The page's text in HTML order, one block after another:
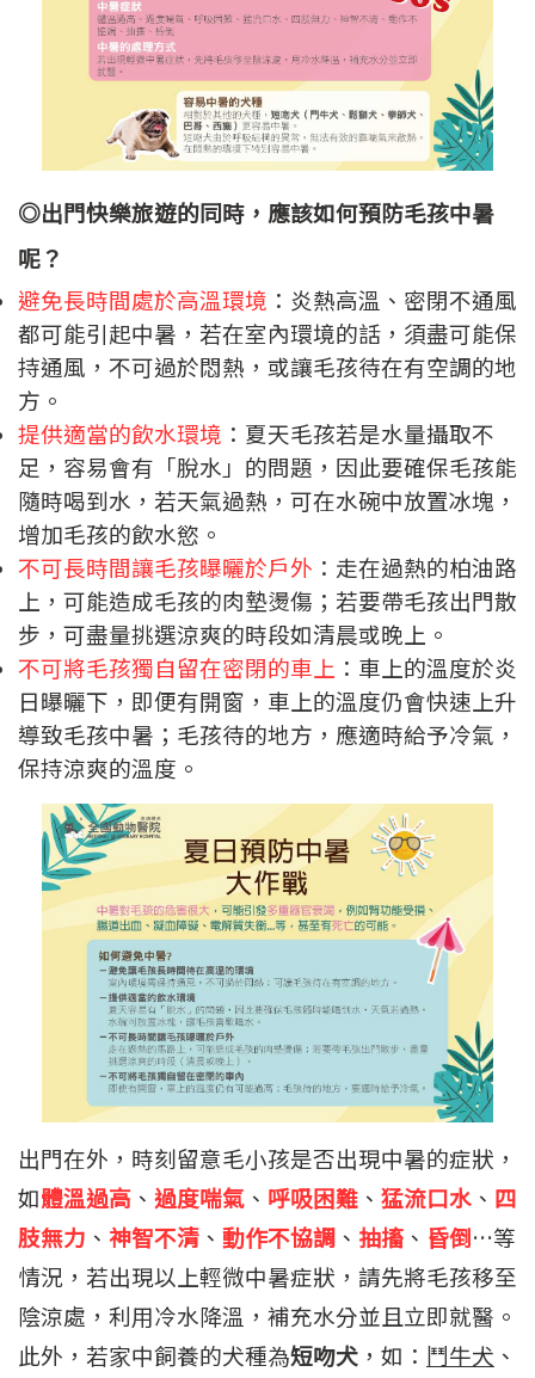
◎出門快樂旅遊的同時，應該如何預防毛孩中暑
呢？
避免長時間處於高溫環境 ：炎熱高溫、密閉不通風
都可能引起中暑，若在室內環境的話，須盡可能保
持通風，不可過於悶熱，或讓毛孩待在有空調的地
方。
提供適當的飲水環境 ：夏天毛孩若是水量攝取不
足，容易會有「脫水」的問題，因此要確保毛孩能
隨時喝到水，若天氣過熱，可在水碗中放置冰塊，
增加毛孩的飲水慾。
不可長時間讓毛孩曝曬於戶外 ：走在過熱的柏油路
上，可能造成毛孩的肉墊燙傷；若要帶毛孩出門散
步，可盡量挑選涼爽的時段如清晨或晚上。
不可將毛孩獨自留在密閉的車上 ：車上的溫度於炎
日曝曬下，即便有開窗，車上的溫度仍會快速上升
導致毛孩中暑；毛孩待的地方，應適時給予冷氣，
保持涼爽的溫度。
出門在外，時刻留意毛小孩是否出現中暑的症狀，
如體溫過高 、 過度喘氣 、 呼吸困難 、 猛流口水 、 四
肢無力 、 神智不清 、 動作不協調 、 抽搐 、 昏倒…等
情況，若出現以上輕微中暑症狀，請先將毛孩移至
陰涼處，利用冷水降溫，補充水分並且立即就醫。
此外，若家中飼養的犬種為短吻犬 ，如： 鬥牛犬 、